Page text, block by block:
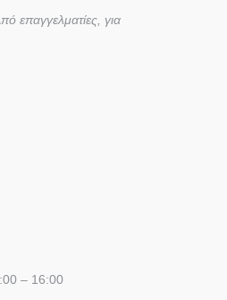
επαγγελματίες, για
– 16:00